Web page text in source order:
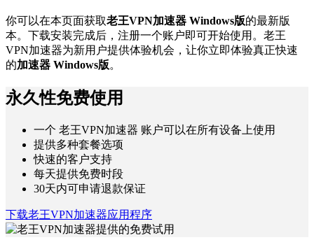
你可以在本页面获取老王VPN加速器 Windows版的最新版
本。下载安装完成后，注册一个账户即可开始使用。老王
VPN加速器为新用户提供体验机会，让你立即体验真正快速
的加速器 Windows版。
永久性免费使用
一个 老王VPN加速器 账户可以在所有设备上使用
提供多种套餐选项
快速的客户支持
每天提供免费时段
30天内可申请退款保证
下载老王VPN加速器应用程序